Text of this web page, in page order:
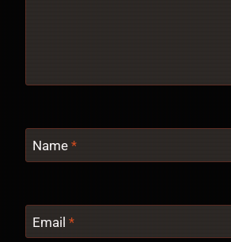
Name *
Email *